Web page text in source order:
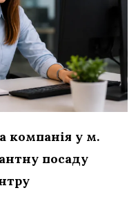
компанія у м.
посаду